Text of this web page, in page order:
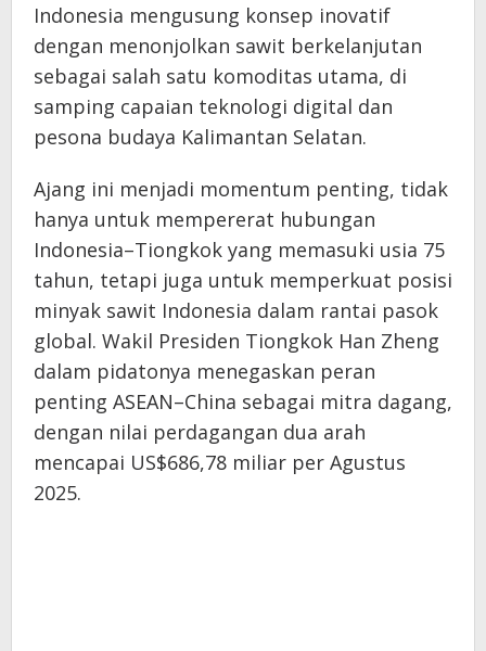
Indonesia mengusung konsep inovatif
dengan menonjolkan sawit berkelanjutan
sebagai salah satu komoditas utama, di
samping capaian teknologi digital dan
pesona budaya Kalimantan Selatan.
Ajang ini menjadi momentum penting, tidak
hanya untuk mempererat hubungan
Indonesia–Tiongkok yang memasuki usia 75
tahun, tetapi juga untuk memperkuat posisi
minyak sawit Indonesia dalam rantai pasok
global. Wakil Presiden Tiongkok Han Zheng
dalam pidatonya menegaskan peran
penting ASEAN–China sebagai mitra dagang,
dengan nilai perdagangan dua arah
mencapai US$686,78 miliar per Agustus
2025.